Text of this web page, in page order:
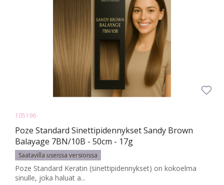
105196
Poze Standard Sinettipidennykset Sandy Brown
Balayage 7BN/10B - 50cm - 17g
Saatavilla useissa versioissa
Poze Standard Keratin (sinettipidennykset) on kokoelma
sinulle, joka haluat a...